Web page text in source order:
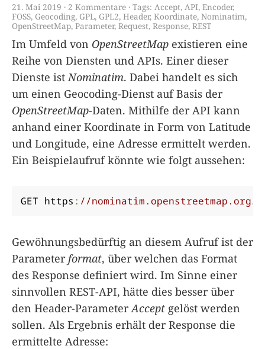
21. Mai 2019 2 Kommentare Tags: Accept, API, Encoder,
FOSS, Geocoding, GPL, GPL2, Header, Koordinate, Nominatim,
OpenStreetMap,Parameter, Request, Response, REST
Im Umfeld von OpenStreetMap existieren eine
Reihe von Diensten und APIs. Einer dieser
Dienste ist Nominatim. Dabei handelt es sich
um einen Geocoding-Dienst auf Basis der
OpenStreetMap-Daten. Mithilfe der API kann
anhand einer Koordinate in Form von Latitude
und Longitude, eine Adresse ermittelt werden.
Ein Beispielaufruf könnte wie folgt aussehen:
GET https : //nominatim.openstreetmap.org/
Gewöhnungsbedürftig an diesem Aufruf ist der
Parameter format, über welchen das Format
des Response definiert wird. Im Sinne einer
sinnvollen REST-API, hätte dies besser über
den Header-ParameterAccept gelöst werden
sollen. Als Ergebnis erhält der Response die
ermittelte Adresse: